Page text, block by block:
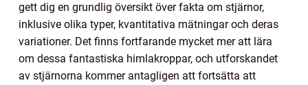
gett dig en grundlig översikt över fakta om stjärnor,
inklusive olika typer, kvantitativa mätningar och deras
variationer. Det finns fortfarande mycket mer att lära
om dessa fantastiska himlakroppar, och utforskandet
av stjärnorna kommer antagligen att fortsätta att